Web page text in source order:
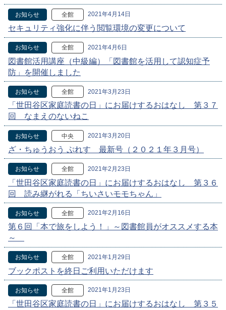
お知らせ 全館 2021年4月14日
セキュリティ強化に伴う閲覧環境の変更について
お知らせ 全館 2021年4月6日
図書館活用講座（中級編）「図書館を活用して認知症予
防」を開催しました
お知らせ 全館 2021年3月23日
「世田谷区家庭読書の日」にお届けするおはなし 第３７
回 なまえのないねこ
お知らせ 中央 2021年3月20日
ざ・ちゅうおう ぷれす 最新号（２０２１年３月号）
お知らせ 全館 2021年2月23日
「世田谷区家庭読書の日」にお届けするおはなし 第３６
回 読み継がれる「ちいさいモモちゃん」
お知らせ 全館 2021年2月16日
第６回「本で旅をしよう！」～図書館員がオススメする本
～
お知らせ 全館 2021年1月29日
ブックポストを終日ご利用いただけます
お知らせ 全館 2021年1月23日
「世田谷区家庭読書の日」にお届けするおはなし 第３５